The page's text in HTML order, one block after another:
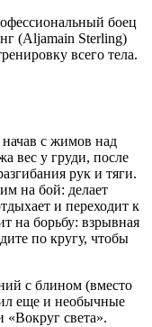
боец
(Aljamain Sterling)
всего тела.
с жимов над
вес у груди, после
рук и тяги.
на бой: делает
и переходит к
на борьбу: взрывная
по кругу, чтобы
с блином (вместо
еще и необычные
«Вокруг света».